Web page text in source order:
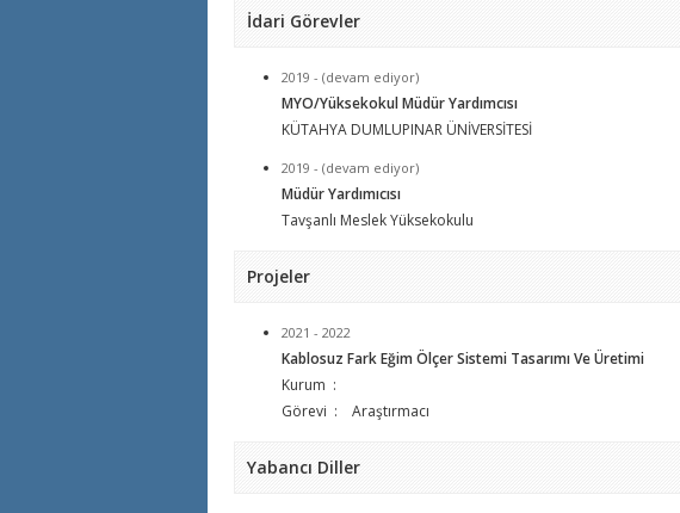
İdari Görevler
2019 - (devam ediyor)
MYO/Yüksekokul Müdür Yardımcısı
KÜTAHYA DUMLUPINAR ÜNİVERSİTESİ
2019 - (devam ediyor)
Müdür Yardımıcısı
Tavşanlı Meslek Yüksekokulu
Projeler
2021 - 2022
Kablosuz Fark Eğim Ölçer Sistemi Tasarımı Ve Üretimi
Kurum :
Görevi : Araştırmacı
Yabancı Diller